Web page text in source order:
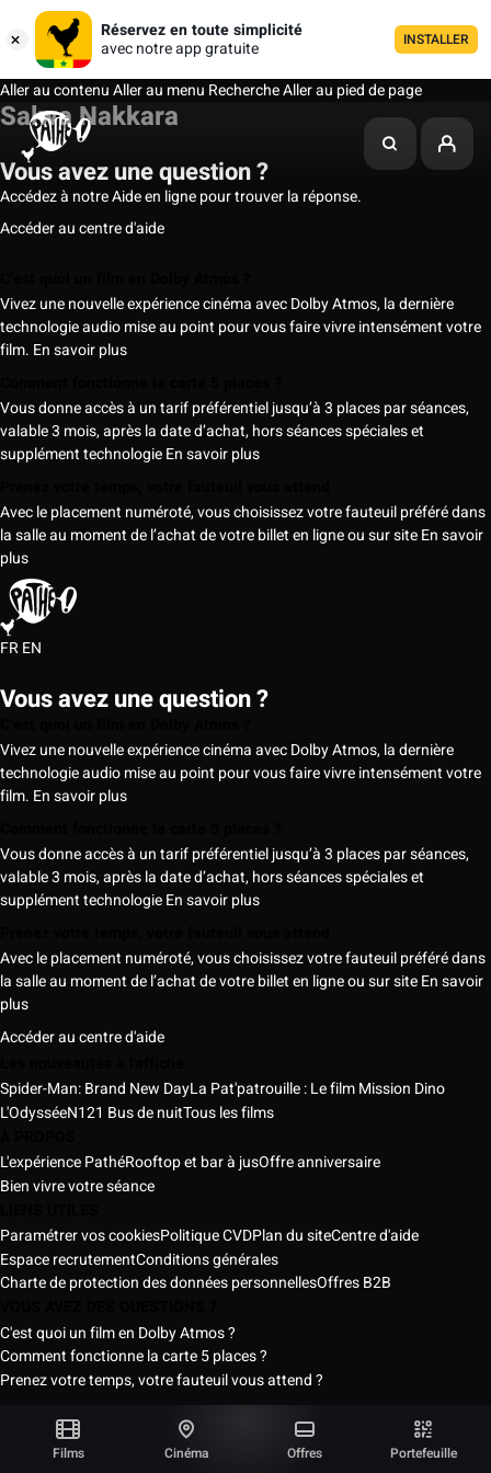
Réservez en toute simplicité
avec notre app gratuite
INSTALLER
Aller au contenuAller au menu RechercheAller au pied de page
Films Cinéma Offres Portefeuille
Salwa Nakkara
Vous avez une question ?
Accédez à notre Aide en ligne pour trouver la réponse.
Accéder au centre d'aide
Vivez une nouvelle expérience cinéma avec Dolby Atmos, la dernière
technologie audio mise au point pour vous faire vivre intensément votre
film. En savoir plus
Vous donne accès à un tarif préférentiel jusqu’à 3 places par séances,
valable 3 mois, après la date d’achat, hors séances spéciales et
supplément technologieEn savoir plus
Avec le placement numéroté, vous choisissez votre fauteuil préféré dans
la salle au moment de l’achat de votre billet en ligne ou sur siteEn savoir
plus
FREN
Vous avez une question ?
Vivez une nouvelle expérience cinéma avec Dolby Atmos, la dernière
technologie audio mise au point pour vous faire vivre intensément votre
film. En savoir plus
Vous donne accès à un tarif préférentiel jusqu’à 3 places par séances,
valable 3 mois, après la date d’achat, hors séances spéciales et
supplément technologieEn savoir plus
Avec le placement numéroté, vous choisissez votre fauteuil préféré dans
la salle au moment de l’achat de votre billet en ligne ou sur siteEn savoir
plus
Accéder au centre d'aide
Spider-Man: Brand New DayLa Pat'patrouille : Le film Mission Dino
L'OdysséeN121 Bus de nuitTous les films
L'expérience PathéRooftop et bar à jusOffre anniversaire
Bien vivre votre séance
Paramétrer vos cookiesPolitique CVDPlan du siteCentre d'aide
Espace recrutementConditions générales
Charte de protection des données personnellesOffres B2B
C'est quoi un film en Dolby Atmos ?
Comment fonctionne la carte 5 places ?
Prenez votre temps, votre fauteuil vous attend ?
Les Cinémas Pathé Sénégal © 2026
Tous droits réservés ®